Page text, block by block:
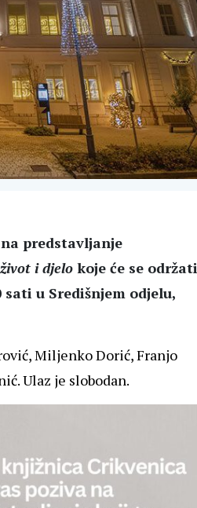
predstavljanje
i djelo koje će se održati
u Središnjem odjelu,
Miljenko Dorić, Franjo
Ulaz je slobodan.